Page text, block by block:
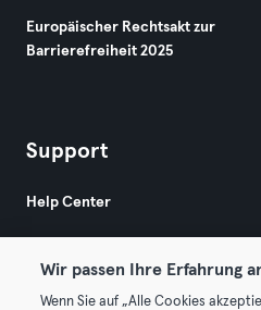
Europäischer Rechtsakt zur
Barrierefreiheit 2025
Support
Help Center
Wir passen Ihre Erfahrung
Wenn Sie auf „Alle Cookies